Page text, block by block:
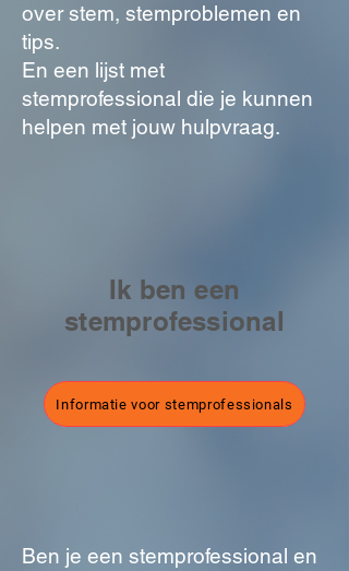
over stem, stemproblemen en
tips.
En een lijst met
stemprofessional die je kunnen
helpen met jouw hulpvraag.
Informatie voor stemprofessionals
Ik ben een
stemprofessional
Ben je een stemprofessional en